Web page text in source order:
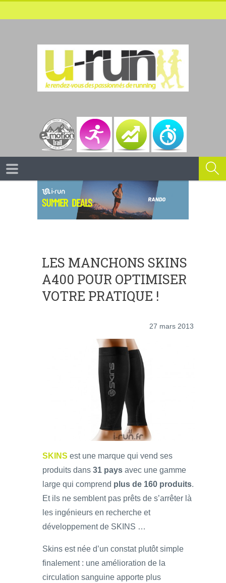
LES MANCHONS SKINS
A400 POUR OPTIMISER
VOTRE PRATIQUE !
27 mars 2013
SKINS est une marque qui vend ses
produits dans 31 pays avec une gamme
large qui comprend plus de 160 produits.
Et ils ne semblent pas prêts de s’arrêter là
les ingénieurs en recherche et
développement de SKINS …
Skins est née d’un constat plutôt simple
finalement : une amélioration de la
circulation sanguine apporte plus